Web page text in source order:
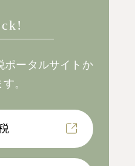
ポータルサイトか
。